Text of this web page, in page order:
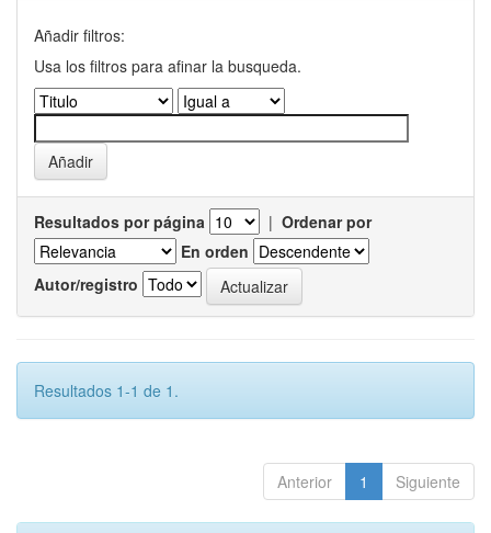
Añadir filtros:
Usa los filtros para afinar la busqueda.
Resultados por página | Ordenar por
En orden
Autor/registro
Resultados 1-1 de 1.
Anterior 1 Siguiente